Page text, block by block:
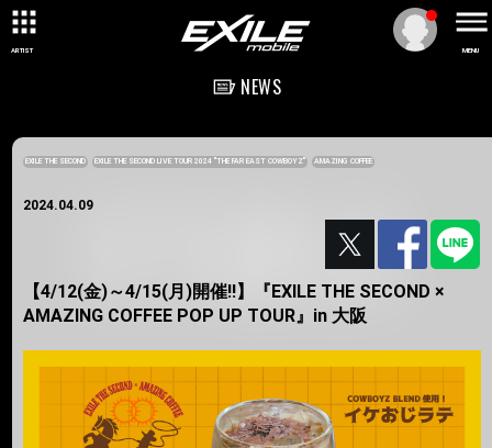
ARTIST MENU
NEWS
EXILE THE SECOND EXILE THE SECOND LIVE TOUR 2024 "THE FAR EAST COWBOYZ" AMAZING COFFEE
2024.04.09
【4/12(金)～4/15(月)開催!!】『EXILE THE SECOND ×
AMAZING COFFEE POP UP TOUR』in 大阪